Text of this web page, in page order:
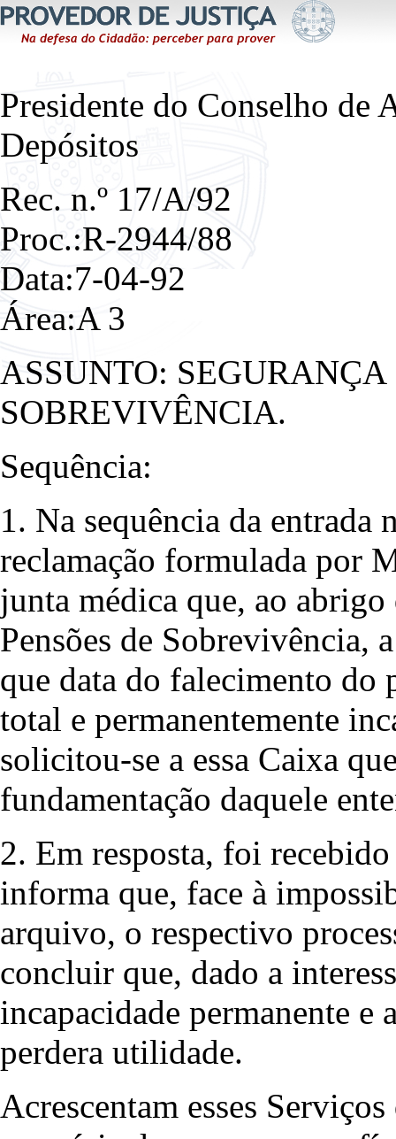
Presidente do Conselho de
Depósitos
Rec. n.º 17/A/92
Proc.:R-2944/88
Data:7-04-92
Área:A 3
ASSUNTO:
SOBREVIVÊNCIA.
Sequência:
1. Na sequência da entrada
reclamação formulada por
junta médica que, ao abrigo
Pensões de Sobrevivência,
que data do falecimento do
total e permanentemente
solicitou-se a essa Caixa
fundamentação daquele
2. Em resposta, foi
informa que, face à
arquivo, o respectivo
concluir que, dado a
incapacidade permanente e
perdera utilidade.
Acrescentam esses